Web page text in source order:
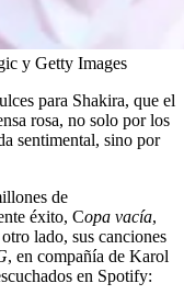
y Getty Images
para Shakira, que el
rosa, no solo por los
sentimental, sino por
de
éxito, Copa vacía,
lado, sus canciones
, en compañía de Karol
en Spotify: